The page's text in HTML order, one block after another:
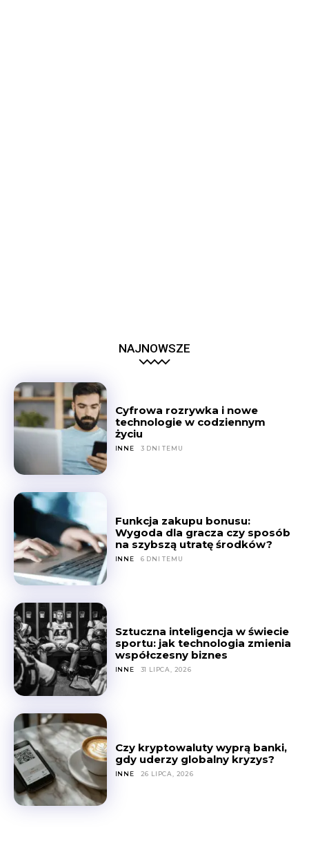
NAJNOWSZE
Cyfrowa rozrywka i nowe
technologie w codziennym
życiu
INNE 3 DNI TEMU
Funkcja zakupu bonusu:
Wygoda dla gracza czy sposób
na szybszą utratę środków?
INNE 6 DNI TEMU
Sztuczna inteligencja w świecie
sportu: jak technologia zmienia
współczesny biznes
INNE 31 LIPCA, 2026
Czy kryptowaluty wyprą banki,
gdy uderzy globalny kryzys?
INNE 26 LIPCA, 2026